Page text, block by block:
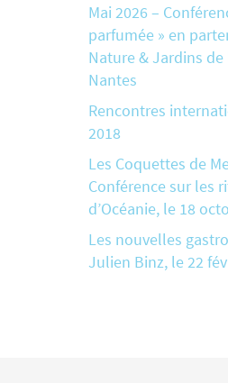
Mai 2026 –
parfumée » en
Nature & Jardins
Nantes
Rencontres
2018
Les Coquettes de
Conférence sur les
d’Océanie, le 18
Les nouvelles
Julien Binz, le 22